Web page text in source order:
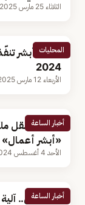
الثلاثاء 25 مارس 2025
المحليات
2024
الأربعاء 12 مارس 2025
أخبار الساعة
خطوات نقل
«أبشر أعمال»
الأحد 4 أغسطس 2024
أخبار الساعة
بطريقتين..